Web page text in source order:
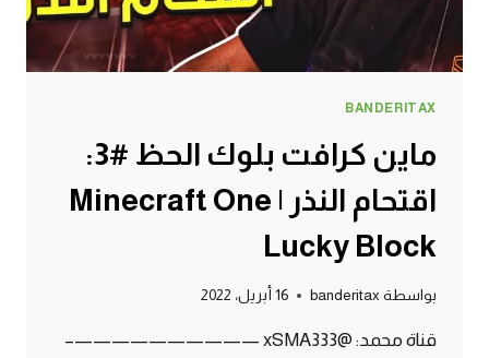
BANDERITAX
ماين كرافت بلوك الحظ #3:
اقتحام النذر | Minecraft One
Lucky Block
بواسطة banderitax 16 أبريل، 2022
قناة محمد: @xSMA333 ——————————–